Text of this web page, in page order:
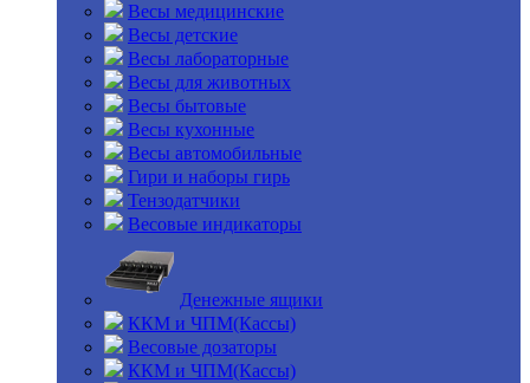
Весы медицинские
Весы детские
Весы лабораторные
Весы для животных
Весы бытовые
Весы кухонные
Весы автомобильные
Гири и наборы гирь
Тензодатчики
Весовые индикаторы
Денежные ящики
ККМ и ЧПМ(Кассы)
Весовые дозаторы
ККМ и ЧПМ(Кассы)